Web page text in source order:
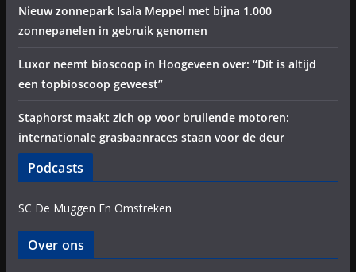
Nieuw zonnepark Isala Meppel met bijna 1.000
zonnepanelen in gebruik genomen
Luxor neemt bioscoop in Hoogeveen over: “Dit is altijd
een topbioscoop geweest”
Staphorst maakt zich op voor brullende motoren:
internationale grasbaanraces staan voor de deur
Podcasts
SC De Muggen En Omstreken
Over ons